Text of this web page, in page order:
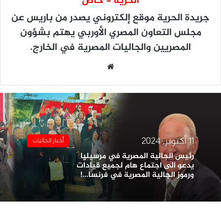
جريدة الحريةموقع إلكتروني يصدر من باريس عن
مجلس التعاون المصري الأوربي يهتم بشؤون
المصريين والجاليات المصرية في الخارج.
أخبار الجاليات 11 أكتوبر، 2024
رئيس الجالية المصرية في مرسيليا
يدعو الى اجتماع هام لجميع قيادات
ورموز الجالية المصرية في فرنسا…!